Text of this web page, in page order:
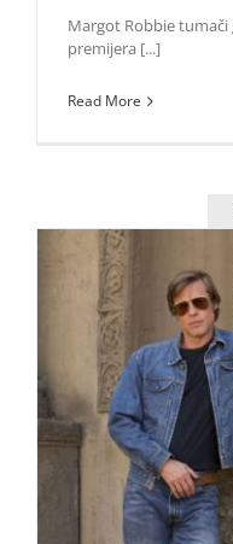
Margot Robbie tumači
premijera [...]
Read More
Bred Pit i Leonardo